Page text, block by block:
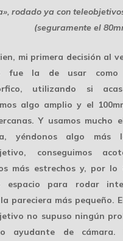
rodado ya con
(seguramente el
mi primera decisión al
fue la de usar
, utilizando si
algo amplio y el
Y usamos mucho
yéndonos algo más
, conseguimos
más estrechos y, por
espacio para rodar
pareciera más pequeño.
no supuso ningún
ayudante de cámara.